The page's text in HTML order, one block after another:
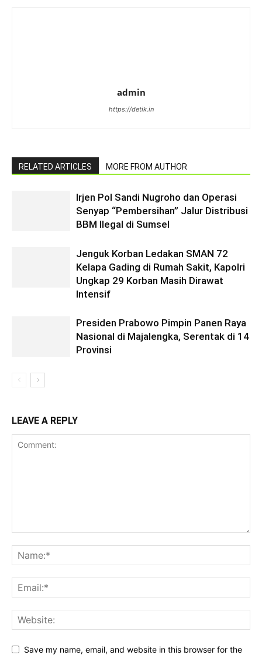
admin
https://detik.in
RELATED ARTICLES MORE FROM AUTHOR
Irjen Pol Sandi Nugroho dan Operasi
Senyap “Pembersihan” Jalur Distribusi
BBM Ilegal di Sumsel
Jenguk Korban Ledakan SMAN 72
Kelapa Gading di Rumah Sakit, Kapolri
Ungkap 29 Korban Masih Dirawat
Intensif
Presiden Prabowo Pimpin Panen Raya
Nasional di Majalengka, Serentak di 14
Provinsi
LEAVE A REPLY
Save my name, email, and website in this browser for the